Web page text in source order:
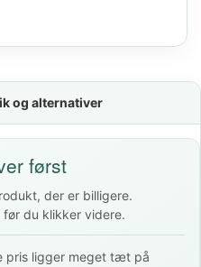
og alternativer
først
der er billigere.
du klikker videre.
pris ligger meget tæt på